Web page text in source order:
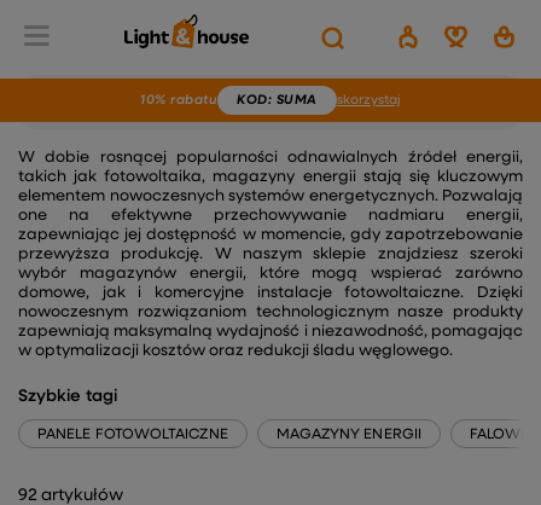
10% rabatu KOD: SUMA skorzystaj
SPRZĘT DO ENERGII ODNAWIALNEJ
W dobie rosnącej popularności odnawialnych źródeł energii,
takich jak fotowoltaika, magazyny energii stają się kluczowym
elementem nowoczesnych systemów energetycznych. Pozwalają
one na efektywne przechowywanie nadmiaru energii,
zapewniając jej dostępność w momencie, gdy zapotrzebowanie
przewyższa produkcję. W naszym sklepie znajdziesz szeroki
wybór magazynów energii, które mogą wspierać zarówno
domowe, jak i komercyjne instalacje fotowoltaiczne. Dzięki
nowoczesnym rozwiązaniom technologicznym nasze produkty
zapewniają maksymalną wydajność i niezawodność, pomagając
w optymalizacji kosztów oraz redukcji śladu węglowego.
Szybkie tagi
PANELE FOTOWOLTAICZNE MAGAZYNY ENERGII
92 artykułów